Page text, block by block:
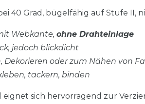
40 Grad, bügelfähig auf Stufe II,
Webkante, ohne Drahteinlage
jedoch blickdicht
Dekorieren oder zum Nähen von
tackern, binden
eignet sich hervorragend zur